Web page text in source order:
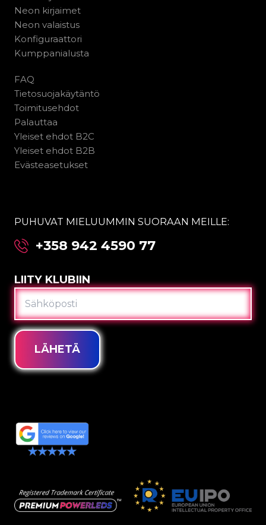
Neon kirjaimet
Neon valaistus
Konfiguraattori
Kumppanialusta
FAQ
Tietosuojakäytäntö
Toimitusehdot
Palauttaa
Yleiset ehdot B2C
Yleiset ehdot B2B
Evästeasetukset
PUHUVAT MIELUUMMIN SUORAAN MEILLE:
+358 942 4590 77
LIITY KLUBIIN
SÄHKÖPOSTI
LÄHETÄ